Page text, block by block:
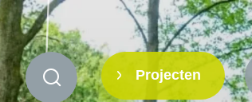
Projecten